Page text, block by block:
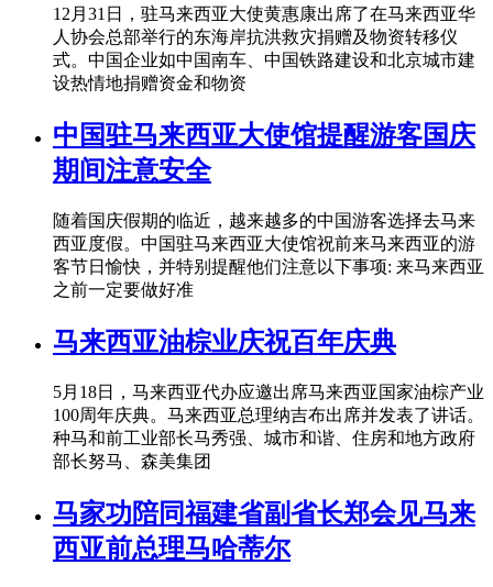
12月31日，驻马来西亚大使黄惠康出席了在马来西亚华
人协会总部举行的东海岸抗洪救灾捐赠及物资转移仪
式。中国企业如中国南车、中国铁路建设和北京城市建
设热情地捐赠资金和物资
中国驻马来西亚大使馆提醒游客国庆
期间注意安全
随着国庆假期的临近，越来越多的中国游客选择去马来
西亚度假。中国驻马来西亚大使馆祝前来马来西亚的游
客节日愉快，并特别提醒他们注意以下事项: 来马来西亚
之前一定要做好准
马来西亚油棕业庆祝百年庆典
5月18日，马来西亚代办应邀出席马来西亚国家油棕产业
100周年庆典。马来西亚总理纳吉布出席并发表了讲话。
种马和前工业部长马秀强、城市和谐、住房和地方政府
部长努马、森美集团
马家功陪同福建省副省长郑会见马来
西亚前总理马哈蒂尔